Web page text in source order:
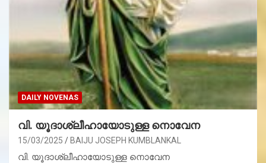
DAILY NOVENAS
വി. യൂദാശ്ലീഹായോടുള്ള നൊവേന
15/03/2025 BAIJU JOSEPH KUMBLANKAL
വി. യൂദാശ്ലീഹായോടുള്ള നൊവേന